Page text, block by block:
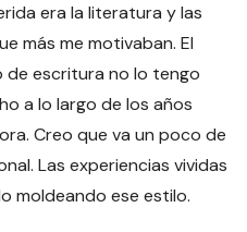
era la literatura y las
más me motivaban. El
de escritura no lo tengo
a lo largo de los años
Creo que va un poco de
Las experiencias vividas
moldeando ese estilo.